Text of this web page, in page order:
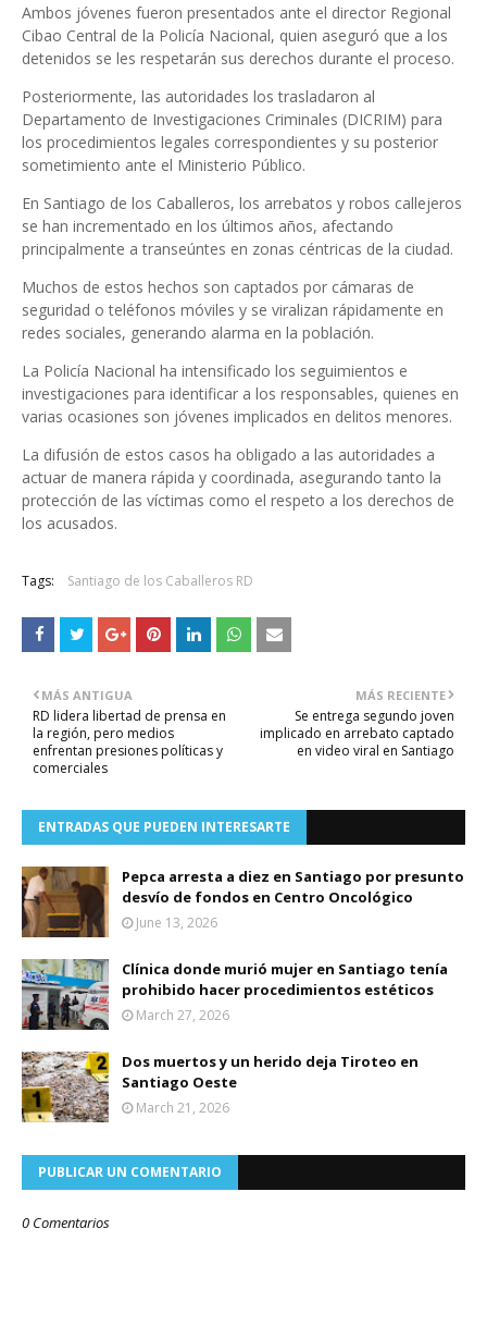
Ambos jóvenes fueron presentados ante el director Regional
Cibao Central de la Policía Nacional, quien aseguró que a los
detenidos se les respetarán sus derechos durante el proceso.
Posteriormente, las autoridades los trasladaron al
Departamento de Investigaciones Criminales (DICRIM) para
los procedimientos legales correspondientes y su posterior
sometimiento ante el Ministerio Público.
En Santiago de los Caballeros, los arrebatos y robos callejeros
se han incrementado en los últimos años, afectando
principalmente a transeúntes en zonas céntricas de la ciudad.
Muchos de estos hechos son captados por cámaras de
seguridad o teléfonos móviles y se viralizan rápidamente en
redes sociales, generando alarma en la población.
La Policía Nacional ha intensificado los seguimientos e
investigaciones para identificar a los responsables, quienes en
varias ocasiones son jóvenes implicados en delitos menores.
La difusión de estos casos ha obligado a las autoridades a
actuar de manera rápida y coordinada, asegurando tanto la
protección de las víctimas como el respeto a los derechos de
los acusados.
Tags: Santiago de los Caballeros RD
MÁS RECIENTE
Se entrega segundo joven
implicado en arrebato captado
en video viral en Santiago
MÁS ANTIGUA
RD lidera libertad de prensa en
la región, pero medios
enfrentan presiones políticas y
comerciales
ENTRADAS QUE PUEDEN INTERESARTE
Pepca arresta a diez en Santiago por presunto
desvío de fondos en Centro Oncológico
June 13, 2026
Clínica donde murió mujer en Santiago tenía
prohibido hacer procedimientos estéticos
March 27, 2026
Dos muertos y un herido deja Tiroteo en
Santiago Oeste
March 21, 2026
PUBLICAR UN COMENTARIO
0 Comentarios